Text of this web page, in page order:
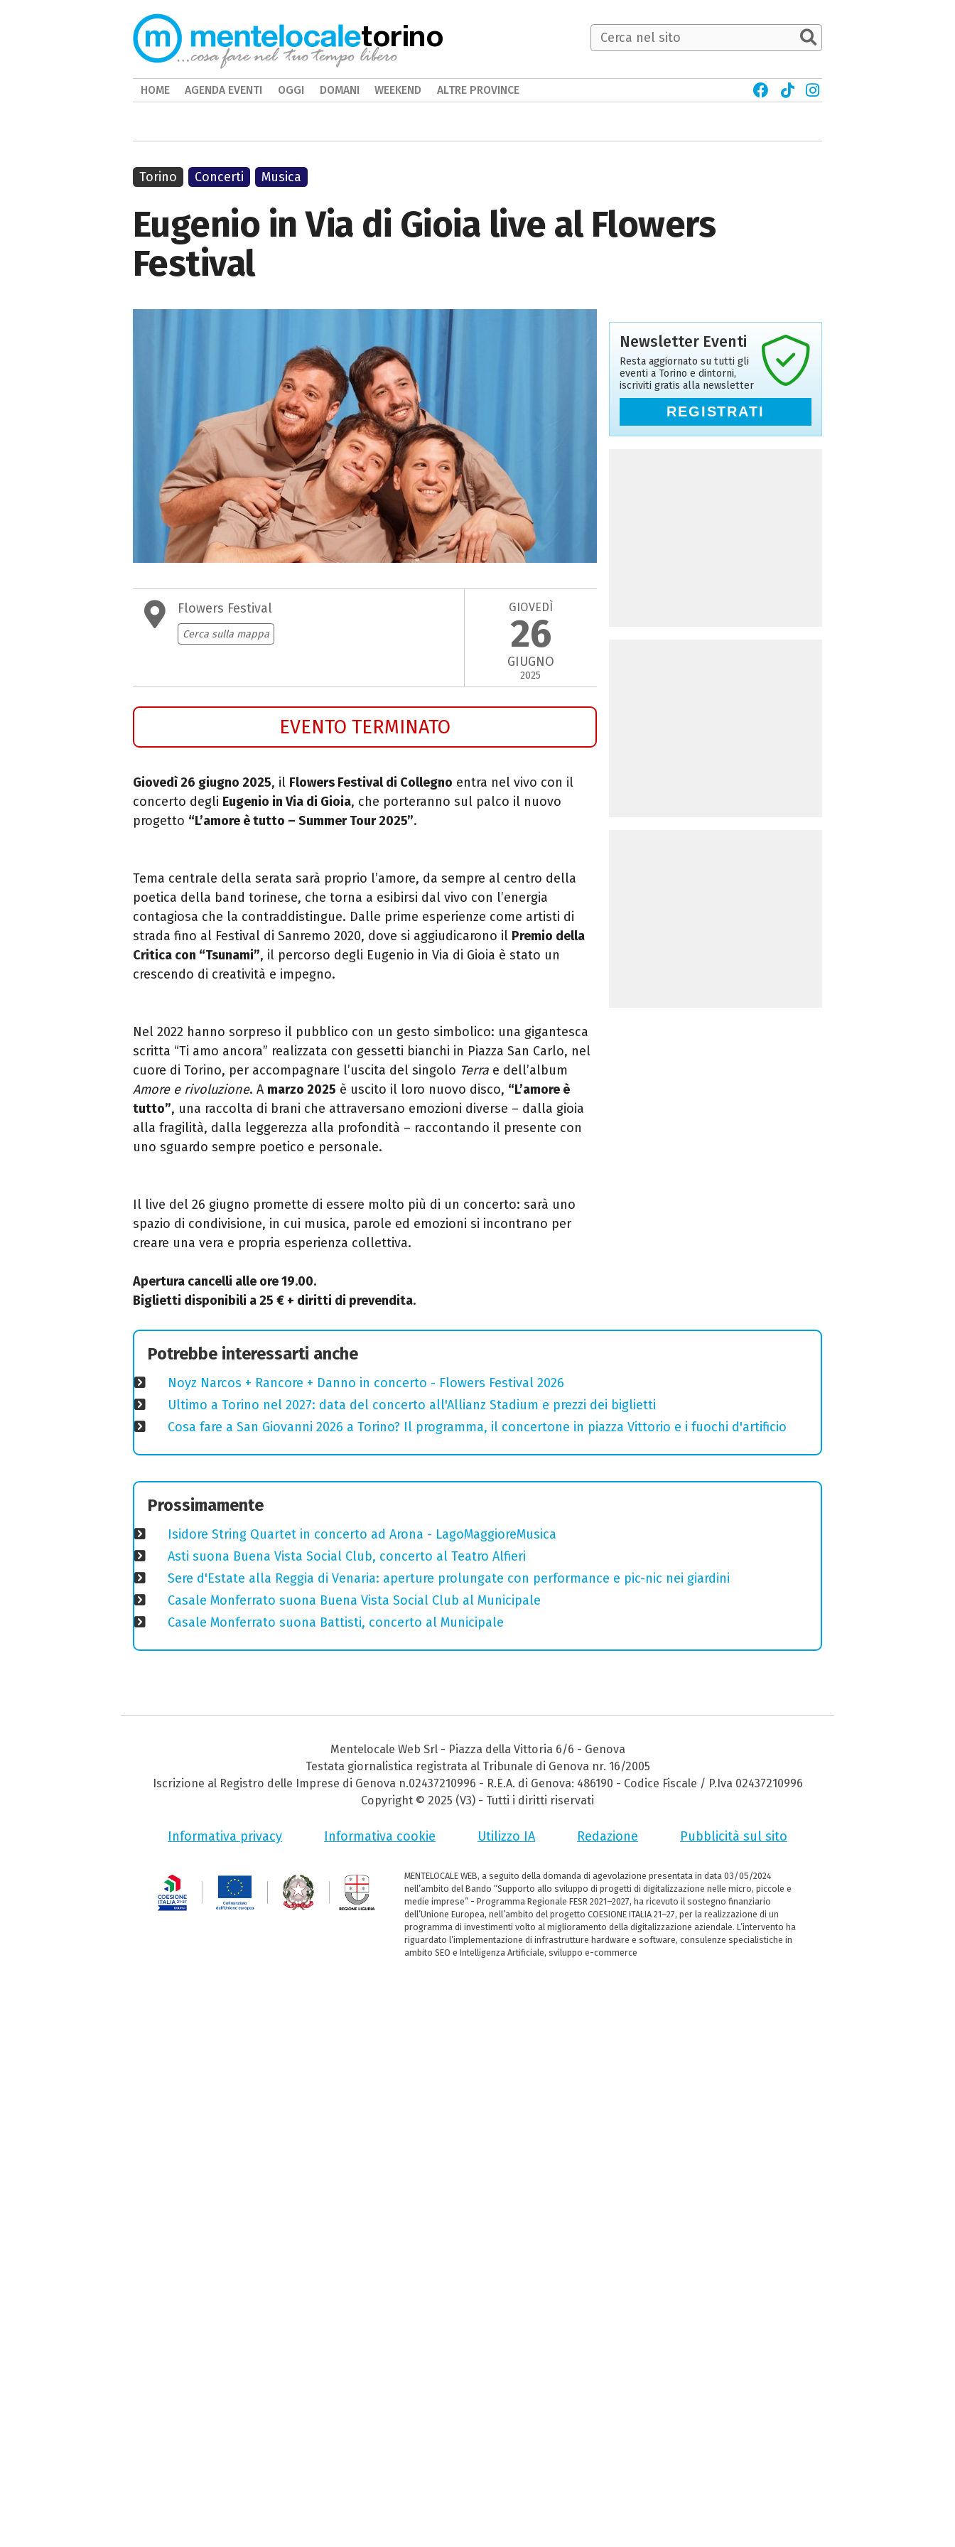
Eugenio in Via di Gioia live al Flowers
Festival
Flowers Festival
Cerca sulla mappa
GIOVEDÌ
26
GIUGNO
2025
EVENTO TERMINATO
Giovedì 26 giugno 2025, il Flowers Festival di Collegno entra nel vivo con il
concerto degli Eugenio in Via di Gioia, che porteranno sul palco il nuovo
progetto “L’amore è tutto – Summer Tour 2025”.
Tema centrale della serata sarà proprio l’amore, da sempre al centro della
poetica della band torinese, che torna a esibirsi dal vivo con l’energia
contagiosa che la contraddistingue. Dalle prime esperienze come artisti di
strada fino al Festival di Sanremo 2020, dove si aggiudicarono il Premio della
Critica con “Tsunami”, il percorso degli Eugenio in Via di Gioia è stato un
crescendo di creatività e impegno.
Nel 2022 hanno sorpreso il pubblico con un gesto simbolico: una gigantesca
scritta “Ti amo ancora” realizzata con gessetti bianchi in Piazza San Carlo, nel
cuore di Torino, per accompagnare l’uscita del singolo Terra e dell’album
Amore e rivoluzione. A marzo 2025 è uscito il loro nuovo disco, “L’amore è
tutto”, una raccolta di brani che attraversano emozioni diverse – dalla gioia
alla fragilità, dalla leggerezza alla profondità – raccontando il presente con
uno sguardo sempre poetico e personale.
Il live del 26 giugno promette di essere molto più di un concerto: sarà uno
spazio di condivisione, in cui musica, parole ed emozioni si incontrano per
creare una vera e propria esperienza collettiva.
Apertura cancelli alle ore 19.00.
Biglietti disponibili a 25 € + diritti di prevendita.
Torino Concerti Musica
Newsletter Eventi
Resta aggiornato su tutti gli
eventi a Torino e dintorni,
iscriviti gratis alla newsletter
REGISTRATI
Potrebbe interessarti anche
Noyz Narcos + Rancore + Danno in concerto - Flowers Festival 2026
Ultimo a Torino nel 2027: data del concerto all'Allianz Stadium e prezzi dei biglietti
Cosa fare a San Giovanni 2026 a Torino? Il programma, il concertone in piazza Vittorio e i fuochi d'artificio
Prossimamente
Isidore String Quartet in concerto ad Arona - LagoMaggioreMusica
Asti suona Buena Vista Social Club, concerto al Teatro Alfieri
Sere d'Estate alla Reggia di Venaria: aperture prolungate con performance e pic-nic nei giardini
Casale Monferrato suona Buena Vista Social Club al Municipale
Casale Monferrato suona Battisti, concerto al Municipale
torino
HOME AGENDA EVENTI OGGI DOMANI WEEKEND ALTRE PROVINCE
Mentelocale Web Srl - Piazza della Vittoria 6/6 - Genova
Testata giornalistica registrata al Tribunale di Genova nr. 16/2005
Iscrizione al Registro delle Imprese di Genova n.02437210996 - R.E.A. di Genova: 486190 - Codice Fiscale / P.Iva 02437210996
Copyright © 2025 (V3) - Tutti i diritti riservati
Informativa privacy Informativa cookie Utilizzo IA Redazione Pubblicità sul sito
MENTELOCALE WEB, a seguito della domanda di agevolazione presentata in data 03/05/2024
nell’ambito del Bando “Supporto allo sviluppo di progetti di digitalizzazione nelle micro, piccole e
medie imprese” - Programma Regionale FESR 2021–2027, ha ricevuto il sostegno finanziario
dell’Unione Europea, nell’ambito del progetto COESIONE ITALIA 21–27, per la realizzazione di un
programma di investimenti volto al miglioramento della digitalizzazione aziendale. L’intervento ha
riguardato l’implementazione di infrastrutture hardware e software, consulenze specialistiche in
ambito SEO e Intelligenza Artificiale, sviluppo e-commerce